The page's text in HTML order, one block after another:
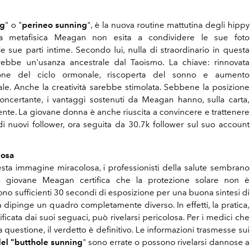
" o "perineo sunning", è la nuova routine mattutina degli hippy
metafisica Meagan non esita a condividere le sue foto
sue parti intime. Secondo lui, nulla di straordinario in questa
un'usanza ancestrale dal Taoismo. La chiave: rinnovata
del ciclo ormonale, riscoperta del sonno e aumento
Anche la creatività sarebbe stimolata. Sebbene la posizione
i vantaggi sostenuti da Meagan hanno, sulla carta,
La giovane donna è anche riuscita a convincere e trattenere
nuovi follower, ora seguita da 30.7k follower sul suo account
immagine miracolosa, i professionisti della salute sembrano
giovane Meagan certifica che la protezione solare non è
sufficienti 30 secondi di esposizione per una buona sintesi di
dipinge un quadro completamente diverso. In effetti, la pratica,
dai suoi seguaci, può rivelarsi pericolosa. Per i medici che
questione, il verdetto è definitivo. Le informazioni trasmesse sui
"butthole sunning" sono errate o possono rivelarsi dannose a